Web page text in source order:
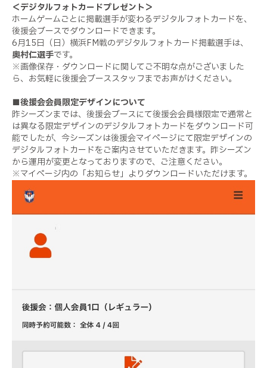
＜デジタルフォトカードプレゼント＞
ホームゲームごとに掲載選手が変わるデジタルフォトカードを、
後援会ブースでダウンロードできます。
6月15日（日）横浜FM戦のデジタルフォトカード掲載選手は、
奥村仁選手です。
※画像保存・ダウンロードに関してご不明な点がございました
ら、お気軽に後援会ブーススタッフまでお声がけください。
■後援会会員限定デザインについて
昨シーズンまでは、後援会ブースにて後援会会員様限定で通常と
は異なる限定デザインのデジタルフォトカードをダウンロード可
能でしたが、今シーズンは後援会マイページにて限定デザインの
デジタルフォトカードをご案内させていただきます。昨シーズン
から運用が変更となっておりますので、ご注意ください。
※マイページ内の「お知らせ」よりダウンロードいただけます。